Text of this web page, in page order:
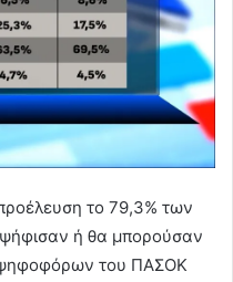
το 79,3% των
ή θα μπορούσαν
ψηφοφόρων του ΠΑΣΟΚ